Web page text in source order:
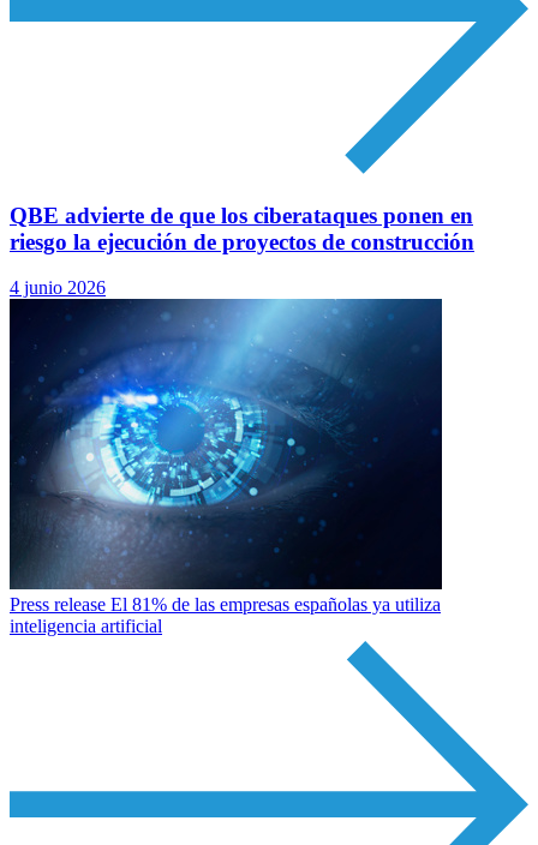
QBE advierte de que los ciberataques ponen en
riesgo la ejecución de proyectos de construcción
4 junio 2026
Press release El 81% de las empresas españolas ya utiliza
inteligencia artificial